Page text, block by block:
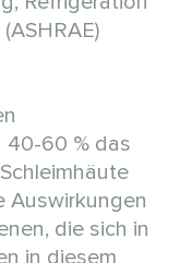
40-60 % das
Auswirkungen
die sich in